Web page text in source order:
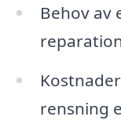
Behov av
rensning